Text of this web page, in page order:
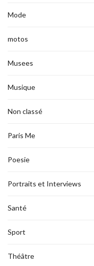
Mode
motos
Musees
Musique
Non classé
Paris Me
Poesie
Portraits et Interviews
Santé
Sport
Théâtre